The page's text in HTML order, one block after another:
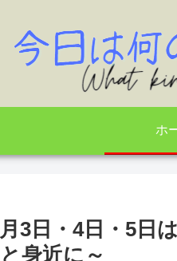
ホ
3日・4日・5日
身近に～